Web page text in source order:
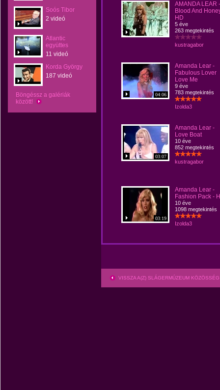
Soós Tibor
2 videó
Atlantic
együttes
11 videó
Korda György
187 videó
Böngéssz a galériák
között!
AMANDA LEAR -
Blood And
HD
5 éve
263 megtekintés
kustragabor
04:06
Amanda Lear -
Fabulous Lover
Love Me
9 éve
783 megtekintés
Izolda3
03:07
Amanda Lear -
Love Boat
10 éve
852 megtekintés
kustragabor
03:19
Amanda Lear -
Fashion Pack -
10 éve
1098 megtekintés
Izolda3
VISSZA A(Z) SLÁGERMÚZEUM